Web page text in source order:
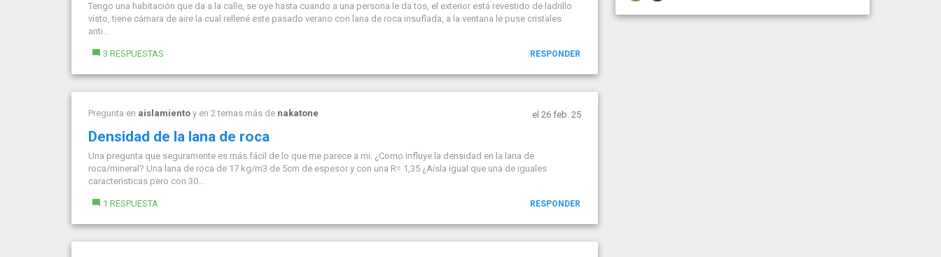
Tengo una habitación que da a la calle, se oye hasta cuando a una persona le da tos, el exterior está revestido de ladrillo
visto, tiene cámara de aire la cual rellené este pasado verano con lana de roca insuflada, a la ventana le puse cristales
anti...
3 RESPUESTAS RESPONDER
Pregunta en aislamiento y en 2 temas más de nakatone el 26 feb. 25
Densidad de la lana de roca
Una pregunta que seguramente es más fácil de lo que me parece a mi. ¿Como influye la densidad en la lana de
roca/mineral? Una lana de roca de 17 kg/m3 de 5cm de espesor y con una R= 1,35 ¿Aísla igual que una de iguales
características pero con 30...
1 RESPUESTA RESPONDER